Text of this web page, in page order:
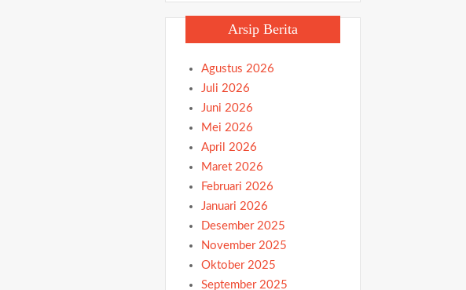
Arsip Berita
Agustus 2026
Juli 2026
Juni 2026
Mei 2026
April 2026
Maret 2026
Februari 2026
Januari 2026
Desember 2025
November 2025
Oktober 2025
September 2025